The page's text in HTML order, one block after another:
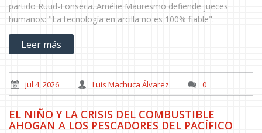
partido Ruud-Fonseca. Amélie Mauresmo defiende jueces
humanos: "La tecnología en arcilla no es 100% fiable".
Leer más
jul 4, 2026 Luis Machuca Álvarez 0
EL NIÑO Y LA CRISIS DEL COMBUSTIBLE
AHOGAN A LOS PESCADORES DEL PACÍFICO